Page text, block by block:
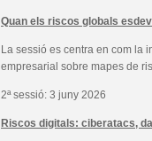
Quan els riscos globals
La sessió es centra en com la
empresarial sobre mapes de
2ª sessió: 3 juny 2026
Riscos digitals: ciberatacs,